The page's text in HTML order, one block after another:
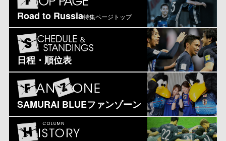
Road to Russia特集ページトップ
日程・順位表
SAMURAI BLUEファンゾーン